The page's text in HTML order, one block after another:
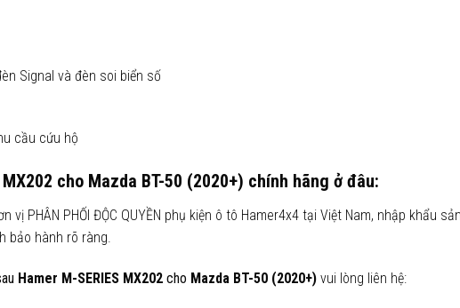
Signal và đèn soi biển số
cầu cứu hộ
cho Mazda BT-50 (2020+) chính hãng ở đâu:
vị PHÂN PHỐI ĐỘC QUYỀN phụ kiện ô tô Hamer4x4 tại Việt Nam, nhập khẩu
bảo hành rõ ràng.
Hamer M-SERIES MX202 cho Mazda BT-50 (2020+) vui lòng liên hệ: